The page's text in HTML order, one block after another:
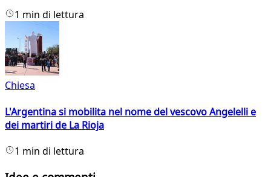
1 min di lettura
Chiesa
L'Argentina si mobilita nel nome del vescovo Angelelli e
dei martiri de La Rioja
1 min di lettura